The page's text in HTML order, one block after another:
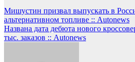
Мишустин призвал выпускать в
альтернативном топливе :: Autonews
Названа дата дебюта нового
тыс. заказов :: Autonews